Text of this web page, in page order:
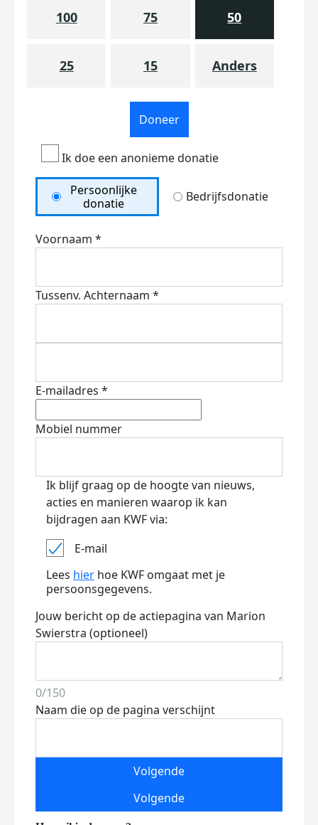
100 75 50
25 15 Anders
Doneer
Ik doe een anonieme donatie
Persoonlijke
donatie
Bedrijfsdonatie
Voornaam *
Tussenv. Achternaam *
E-mailadres *
Mobiel nummer
Ik blijf graag op de hoogte van nieuws,
acties en manieren waarop ik kan
bijdragen aan KWF via:
E-mail
Lees hier hoe KWF omgaat met je
persoonsgegevens.
Jouw bericht op de actiepagina van Marion
Swierstra (optioneel)
0/150
Naam die op de pagina verschijnt
Volgende
Volgende